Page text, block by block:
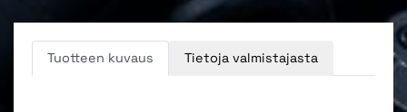
Tuotteen kuvaus Tietoja valmistajasta